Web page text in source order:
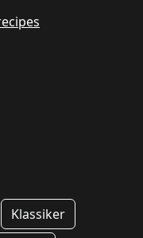
Klassiker